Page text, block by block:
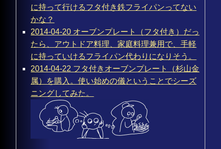
に持って行けるフタ付き鉄フライパンってない
かな？
2014-04-20 オーブンプレート（フタ付き）だっ
たら、アウトドア料理、家庭料理兼用で、手軽
に持っていけるフライパン代わりになりそう。
2014-04-22 フタ付きオーブンプレート（杉山金
属）を購入。使い始めの儀ということでシーズ
ニングしてみた。